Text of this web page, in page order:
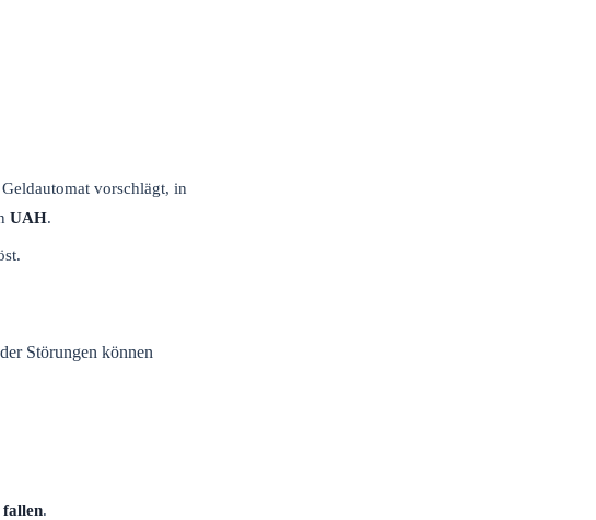
vorschlägt, in
UAH.
Störungen können
fallen.